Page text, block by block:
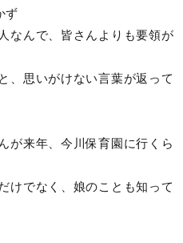
ず
なんで、皆さんよりも要領が
、思いがけない言葉が返って
が来年、今川保育園に行くら
でなく、娘のことも知って